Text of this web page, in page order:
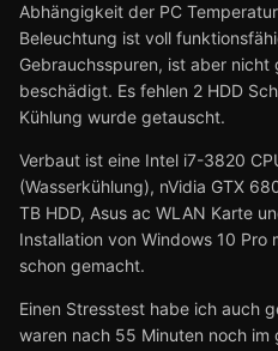
Abhängigkeit der PC
Beleuchtung ist voll
Gebrauchsspuren, ist aber
beschädigt. Es fehlen 2 HDD
Kühlung wurde getauscht.
Verbaut ist eine Intel i7-3820
(Wasserkühlung), nVidia GTX
TB HDD, Asus ac WLAN Karte
Installation von Windows 10 Pro
schon gemacht.
Einen Stresstest habe ich auch
waren nach 55 Minuten noch im